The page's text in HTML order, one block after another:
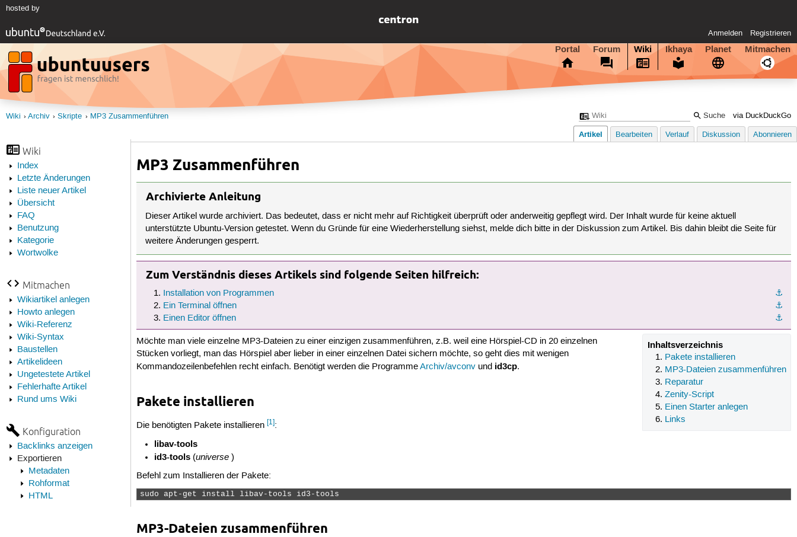
hosted by
Anmelden Registrieren
Portal Forum Wiki Ikhaya Planet Mitmachen
via DuckDuckGo
Wiki Archiv Skripte MP3 Zusammenführen
Wiki
Index
Letzte Änderungen
Liste neuer Artikel
Übersicht
FAQ
Benutzung
Kategorie
Wortwolke
Mitmachen
Wikiartikel anlegen
Howto anlegen
Wiki-Referenz
Wiki-Syntax
Baustellen
Artikelideen
Ungetestete Artikel
Fehlerhafte Artikel
Rund ums Wiki
Konfiguration
Backlinks anzeigen
Exportieren
Metadaten
Rohformat
HTML
Artikel Bearbeiten Verlauf Diskussion Abonnieren
MP3 Zusammenführen
Archivierte Anleitung
Dieser Artikel wurde archiviert. Das bedeutet, dass er nicht mehr auf Richtigkeit überprüft oder anderweitig gepflegt wird. Der Inhalt wurde für keine aktuell
unterstützte Ubuntu-Version getestet. Wenn du Gründe für eine Wiederherstellung siehst, melde dich bitte in der Diskussion zum Artikel. Bis dahin bleibt die Seite für
weitere Änderungen gesperrt.
Zum Verständnis dieses Artikels sind folgende Seiten hilfreich:
⚓︎
Installation von Programmen
⚓︎
Ein Terminal öffnen
⚓︎
Einen Editor öffnen
Inhaltsverzeichnis
Pakete installieren
MP3-Dateien zusammenführen
Reparatur
Zenity-Script
Einen Starter anlegen
Links
Möchte man viele einzelne MP3-Dateien zu einer einzigen zusammenführen, z.B. weil eine Hörspiel-CD in 20 einzelnen
Stücken vorliegt, man das Hörspiel aber lieber in einer einzelnen Datei sichern möchte, so geht dies mit wenigen
Kommandozeilenbefehlen recht einfach. Benötigt werden die ProgrammeArchiv/avconv und id3cp.
Pakete installieren
Die benötigten Pakete installieren[1]:
libav-tools
id3-tools(universe)
Befehl zum Installieren der Pakete:
sudo apt-get install libav-tools id3-tools
MP3-Dateien zusammenführen